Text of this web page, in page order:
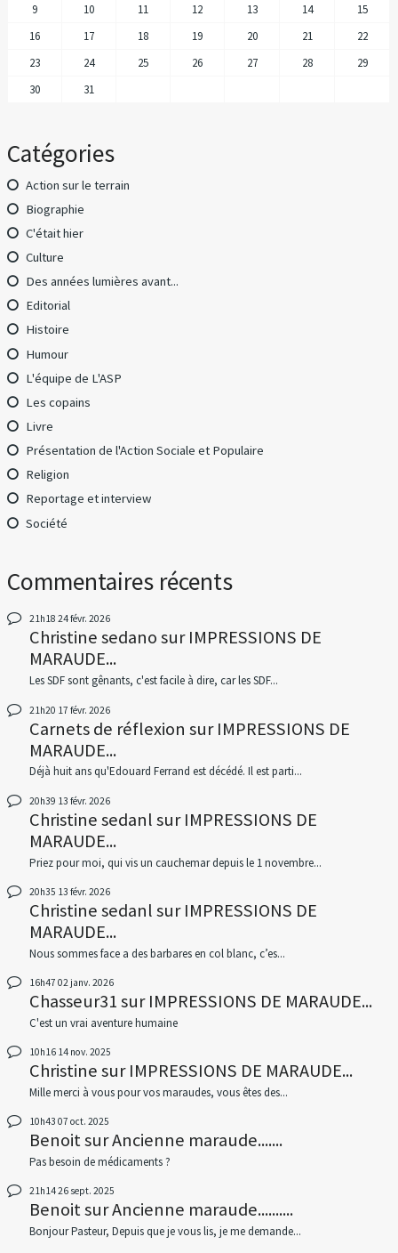
9
10 11 12 13 14
15
16
17 18 19 20 21
22
23
24 25 26 27 28
29
30
31
Catégories
Action sur le terrain
Biographie
C'était hier
Culture
Des années lumières avant...
Editorial
Histoire
Humour
L'équipe de L'ASP
Les copains
Livre
Présentation de l'Action Sociale et Populaire
Religion
Reportage et interview
Société
Commentaires récents
21h18 24févr. 2026
Christine sedanosurIMPRESSIONS DE
MARAUDE...
Les SDF sont gênants, c'est facile à dire, car les SDF...
21h20 17 févr. 2026
Carnets de réflexion surIMPRESSIONS DE
MARAUDE...
Déjà huit ans qu'Edouard Ferrand est décédé. Il est parti...
20h39 13 févr. 2026
Christine sedanlsurIMPRESSIONS DE
MARAUDE...
Priez pour moi, qui vis un cauchemar depuis le 1 novembre...
20h35 13 févr. 2026
Christine sedanlsurIMPRESSIONS DE
MARAUDE...
Nous sommes face a des barbares en col blanc, c’es...
16h47 02 janv. 2026
Chasseur31surIMPRESSIONS DE MARAUDE...
C'est un vrai aventure humaine
10h16 14 nov. 2025
ChristinesurIMPRESSIONS DE MARAUDE...
Mille merci à vous pour vos maraudes, vous êtes des...
10h43 07 oct. 2025
BenoitsurAncienne maraude.......
Pas besoin de médicaments ?
21h1426 sept. 2025
BenoitsurAncienne maraude..........
Bonjour Pasteur, Depuis que je vous lis, je me demande...